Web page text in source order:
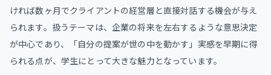
ければ数ヶ月でクライアントの経営層と直接対話する機会が与え
られます。扱うテーマは、企業の将来を左右するような意思決定
が中心であり、「自分の提案が世の中を動かす」実感を早期に得
られる点が、学生にとって大きな魅力となっています。